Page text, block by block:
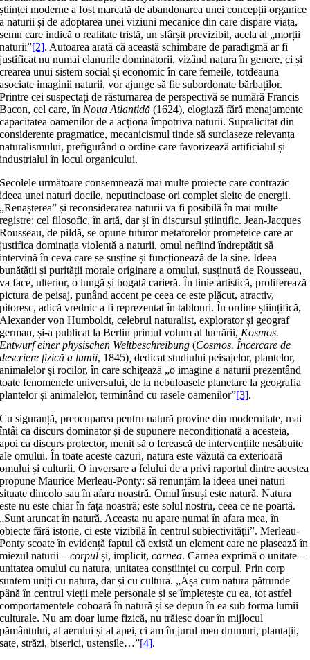
științei moderne a fost marcată de abandonarea unei concepții organice
a naturii și de adoptarea unei viziuni mecanice din care dispare viața,
semn care indică o realitate tristă, un sfârșit previzibil, acela al „morții
naturii”[2]. Autoarea arată că această schimbare de paradigmă ar fi
justificat nu numai elanurile dominatorii, vizând natura în genere, ci și
crearea unui sistem social și economic în care femeile, totdeauna
asociate imaginii naturii, vor ajunge să fie subordonate bărbaților.
Printre cei suspectați de răsturnarea de perspectivă se numără Francis
Bacon, cel care, înNoua Atlantidă (1624), elogiază fără menajamente
capacitatea oamenilor de a acționa împotriva naturii. Supralicitat din
considerente pragmatice, mecanicismul tinde să surclaseze relevanța
naturalismului, prefigurând o ordine care favorizează artificialul și
industrialul în locul organicului.
Secolele următoare consemnează mai multe proiecte care contrazic
ideea unei naturi docile, neputincioase ori complet sleite de energii.
„Renașterea” și reconsiderarea naturii va fi posibilă în mai multe
registre: cel filosofic, în artă, dar și în discursul științific. Jean-Jacques
Rousseau, de pildă, se opune tuturor metaforelor prometeice care ar
justifica dominația violentă a naturii, omul nefiind îndreptățit să
intervină în ceva care se susține și funcționează de la sine. Ideea
bunătății și purității morale originare a omului, susținută de Rousseau,
va face, ulterior, o lungă și bogată carieră. În linie artistică, proliferează
pictura de peisaj, punând accent pe ceea ce este plăcut, atractiv,
pitoresc, adică vrednic a fi reprezentat în tablouri. În ordine științifică,
Alexander von Humboldt, celebrul naturalist, explorator și geograf
german, și-a publicat la Berlin primul volum al lucrării,Kosmos.
Entwurf einer physischen Weltbeschreibung(Cosmos. Încercare de
descriere fizică a lumii, 1845),dedicat studiului peisajelor, plantelor,
animalelor și rocilor, în care schițează „o imagine a naturii prezentând
toate fenomenele universului, de la nebuloasele planetare la geografia
plantelor și animalelor, terminând cu rasele oamenilor”[3].
Cu siguranță, preocuparea pentru natură provine din modernitate, mai
întâi ca discurs dominator și de supunere necondiționată a acesteia,
apoi ca discurs protector, menit să o ferească de intervențiile nesăbuite
ale omului. În toate aceste cazuri, natura este văzută ca exterioară
omului și culturii. O inversare a felului de a privi raportul dintre acestea
propune Maurice Merleau-Ponty: să renunțăm la ideea unei naturi
situate dincolo sau în afara noastră. Omul însuși este natură. Natura
este nu este chiar în fața noastră; este solul nostru, ceea ce ne poartă.
„Sunt aruncat în natură. Aceasta nu apare numai în afara mea, în
obiecte fără istorie, ci este vizibilă în centrul subiectivității”. Merleau-
Ponty scoate în evidență faptul că există un element care ne plasează în
miezul naturii –corpulși, implicit,carnea. Carnea exprimă o unitate –
unitatea omului cu natura, unitatea conștiinței cu corpul. Prin corp
suntem uniți cu natura, dar și cu cultura. „Așa cum natura pătrunde
până în centrul vieții mele personale și se împletește cu ea, tot astfel
comportamentele coboară în natură și se depun în ea sub forma lumii
culturale. Nu am doar lume fizică, nu trăiesc doar în mijlocul
pământului, al aerului și al apei, ci am în jurul meu drumuri, plantații,
sate, străzi, biserici, ustensile…”[4].